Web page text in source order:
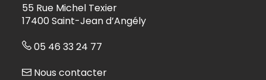
55 Rue Michel Texier
17400 Saint-Jean d’Angély
05 46 33 24 77
Nous contacter